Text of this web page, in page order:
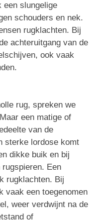
slungelige
schouders en nek.
rugklachten. Bij
achteruitgang van de
ook vaak
rug, spreken we
een matige of
van de
sterke lordose komt
dikke buik en bij
Een
rugklachten. Bij
vaak een toegenomen
weer verdwijnt na de
of